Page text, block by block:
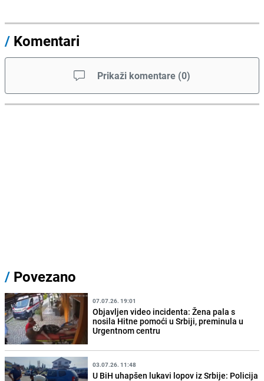
/ Komentari
Prikaži komentare (0)
/ Povezano
07.07.26. 19:01
Objavljen video incidenta: Žena pala s
nosila Hitne pomoći u Srbiji, preminula u
Urgentnom centru
03.07.26. 11:48
U BiH uhapšen lukavi lopov iz Srbije: Policija